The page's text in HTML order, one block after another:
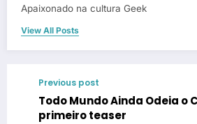
Apaixonado na cultura Geek
View All Posts
Previous post
Todo Mundo Ainda Odeia o
primeiro teaser